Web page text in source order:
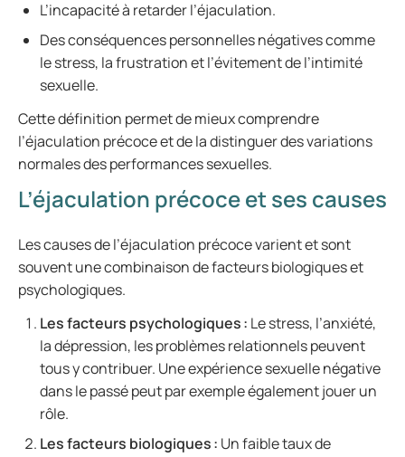
L’incapacité à retarder l’éjaculation.
Des conséquences personnelles négatives comme
le stress, la frustration et l’évitement de l’intimité
sexuelle.
Cette définition permet de mieux comprendre
l’éjaculation précoce et de la distinguer des variations
normales des performances sexuelles.
L’éjaculation précoce et ses causes
Les causes de l’éjaculation précoce varient et sont
souvent une combinaison de facteurs biologiques et
psychologiques.
Les facteurs psychologiques : Le stress, l’anxiété,
la dépression, les problèmes relationnels peuvent
tous y contribuer. Une expérience sexuelle négative
dans le passé peut par exemple également jouer un
rôle.
Les facteurs biologiques : Un faible taux de